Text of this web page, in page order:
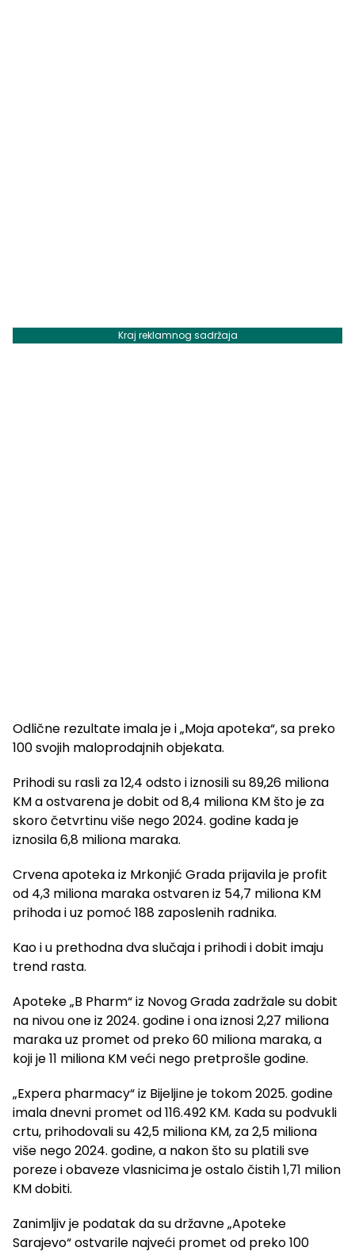
Kraj reklamnog sadržaja
Odlične rezultate imala je i „Moja apoteka“, sa preko
100 svojih maloprodajnih objekata.
Prihodi su rasli za 12,4 odsto i iznosili su 89,26 miliona
KM a ostvarena je dobit od 8,4 miliona KM što je za
skoro četvrtinu više nego 2024. godine kada je
iznosila 6,8 miliona maraka.
Crvena apoteka iz Mrkonjić Grada prijavila je profit
od 4,3 miliona maraka ostvaren iz 54,7 miliona KM
prihoda i uz pomoć 188 zaposlenih radnika.
Kao i u prethodna dva slučaja i prihodi i dobit imaju
trend rasta.
Apoteke „B Pharm“ iz Novog Grada zadržale su dobit
na nivou one iz 2024. godine i ona iznosi 2,27 miliona
maraka uz promet od preko 60 miliona maraka, a
koji je 11 miliona KM veći nego pretprošle godine.
„Expera pharmacy“ iz Bijeljine je tokom 2025. godine
imala dnevni promet od 116.492 KM. Kada su podvukli
crtu, prihodovali su 42,5 miliona KM, za 2,5 miliona
više nego 2024. godine, a nakon što su platili sve
poreze i obaveze vlasnicima je ostalo čistih 1,71 milion
KM dobiti.
Zanimljiv je podatak da su državne „Apoteke
Sarajevo“ ostvarile najveći promet od preko 100